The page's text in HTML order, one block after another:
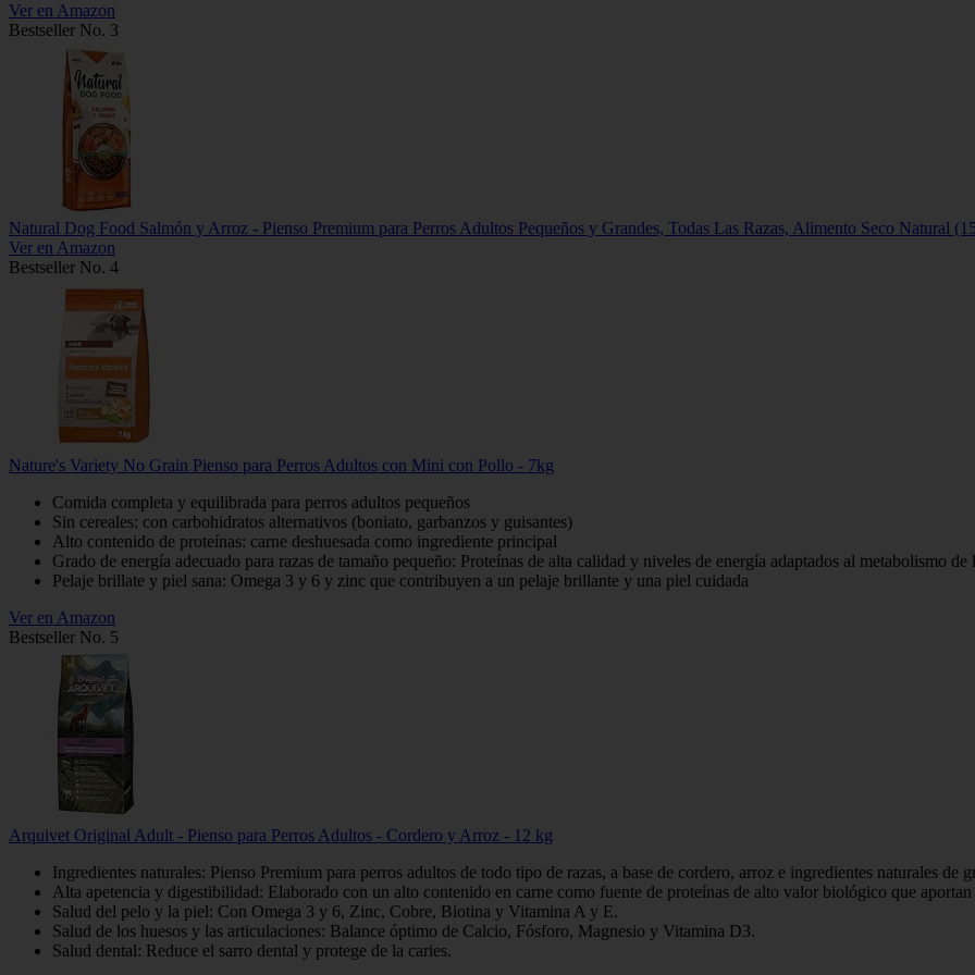
Ver en Amazon
Bestseller No. 3
Natural Dog Food Salmón y Arroz - Pienso Premium para Perros Adultos Pequeños y Grandes, Todas Las Razas, Alimento Seco Natural
Ver en Amazon
Bestseller No. 4
Nature's Variety No Grain Pienso para Perros Adultos con Mini con Pollo - 7kg
Comida completa y equilibrada para perros adultos pequeños
Sin cereales: con carbohidratos alternativos (boniato, garbanzos y guisantes)
Alto contenido de proteínas: carne deshuesada como ingrediente principal
Grado de energía adecuado para razas de tamaño pequeño: Proteínas de alta calidad y niveles de energía adaptados al metabolismo de
Pelaje brillate y piel sana: Omega 3 y 6 y zinc que contribuyen a un pelaje brillante y una piel cuidada
Ver en Amazon
Bestseller No. 5
Arquivet Original Adult - Pienso para Perros Adultos - Cordero y Arroz - 12 kg
Ingredientes naturales: Pienso Premium para perros adultos de todo tipo de razas, a base de cordero, arroz e ingredientes naturales
Alta apetencia y digestibilidad: Elaborado con un alto contenido en carne como fuente de proteínas de alto valor biológico que
Salud del pelo y la piel: Con Omega 3 y 6, Zinc, Cobre, Biotina y Vitamina A y E.
Salud de los huesos y las articulaciones: Balance óptimo de Calcio, Fósforo, Magnesio y Vitamina D3.
Salud dental: Reduce el sarro dental y protege de la caries.